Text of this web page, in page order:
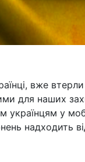
вже
для наших
українцям у
надходить